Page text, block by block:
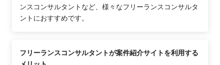
ンスコンサルタントなど、様々なフリーランスコンサルタ
ントにおすすめです。
フリーランスコンサルタントが案件紹介サイトを利用する